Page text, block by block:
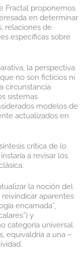
Fractal proponemos
en determinar
relaciones de
específicas sobre
la perspectiva
no son ficticios ni
circunstancia
sistemas
modelos de
actualizados en
crítica de lo
a revisar los
la noción del
reivindicar aparentes
encarnada”,
y
categoría universal
equivaldría a una –